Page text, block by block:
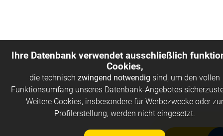
Ihre Datenbank verwendet ausschließlich
Cookies,
die technisch zwingend notwendig sind, um den vollen
Funktionsumfang unseres Datenbank-Angebotes
Weitere Cookies, insbesondere für Werbezwecke oder zur
Profilerstellung, werden nicht eingesetzt.